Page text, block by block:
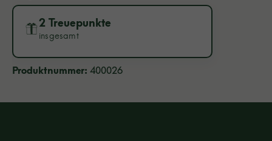
Produktnummer: 400026
2 Treuepunkte
insgesamt